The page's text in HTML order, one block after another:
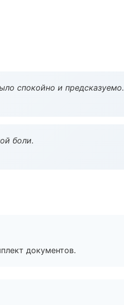
спокойно и предсказуемо.
боли.
документов.